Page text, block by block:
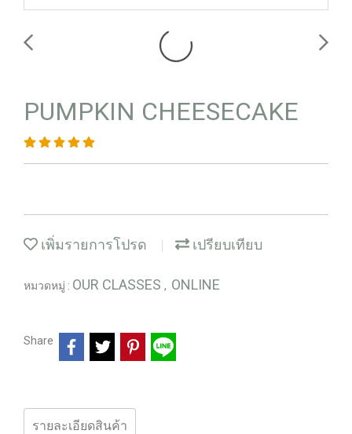
PUMPKIN CHEESECAKE
เพิ่มรายการโปรด เปรียบเทียบ
หมวดหมู่ : OUR CLASSES , ONLINE
Share
รายละเอียดสินค้า